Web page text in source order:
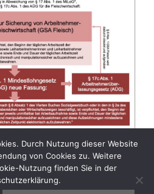
Durch Nutzung dieser Website
von Cookies zu. Weitere
Nutzung finden Sie in der